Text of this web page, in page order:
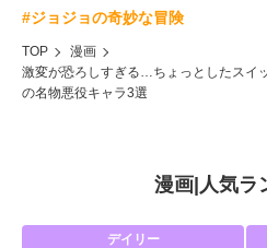
#ジョジョの奇妙な冒険
TOP
漫画
激変が恐ろしすぎる…ちょっとしたスイ
の名物悪役キャラ3選
漫画| 人気ラ
デイリー